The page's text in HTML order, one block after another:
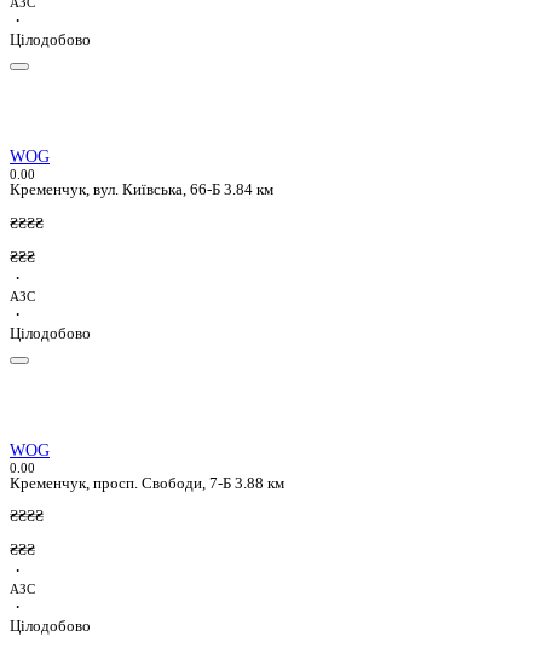
·
Цілодобово
WOG
0.00
Кременчук, вул. Київська, 66-Б 3.84 км
₴₴₴₴
₴₴₴
·
АЗС
·
Цілодобово
WOG
0.00
Кременчук, просп. Свободи, 7-Б 3.88 км
₴₴₴₴
₴₴₴
·
АЗС
·
Цілодобово